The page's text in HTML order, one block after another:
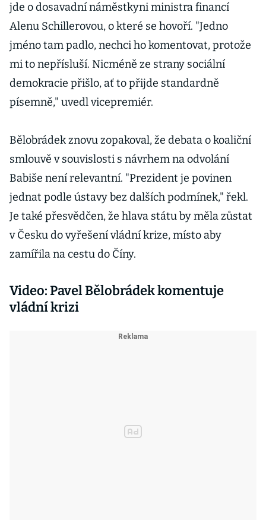
jde o dosavadní náměstkyni ministra financí
Alenu Schillerovou, o které se hovoří. "Jedno
jméno tam padlo, nechci ho komentovat, protože
mi to nepřísluší. Nicméně ze strany sociální
demokracie přišlo, ať to přijde standardně
písemně," uvedl vicepremiér.
Bělobrádek znovu zopakoval, že debata o koaliční
smlouvě v souvislosti s návrhem na odvolání
Babiše není relevantní. "Prezident je povinen
jednat podle ústavy bez dalších podmínek," řekl.
Je také přesvědčen, že hlava státu by měla zůstat
v Česku do vyřešení vládní krize, místo aby
zamířila na cestu do Číny.
Video: Pavel Bělobrádek komentuje
vládní krizi